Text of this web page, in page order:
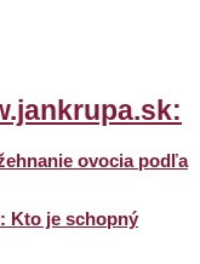
ovocia podľa
Kto je schopný